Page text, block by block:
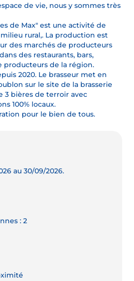
de vie, nous y sommes très
de Max" est une activité de
rural,. La production est
des marchés de producteurs
des restaurants, bars,
producteurs de la région.
2020. Le brasseur met en
sur le site de la brasserie
3 bières de terroir avec
100% locaux.
pour le bien de tous.
au 30/09/2026.
: 2